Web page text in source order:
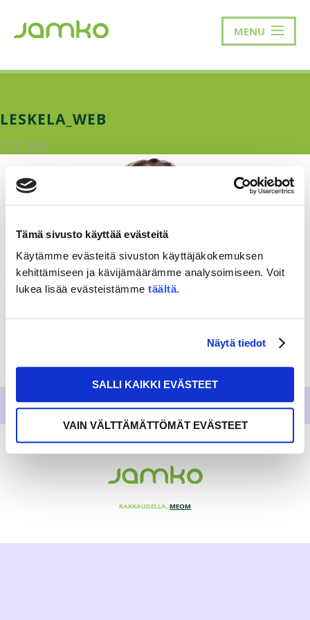
Tämä sivusto käyttää evästeitä
Käytämme evästeitä sivuston käyttäjäkokemuksen
kehittämiseen ja kävijämäärämme analysoimiseen. Voit
lukea lisää evästeistämme täältä.
Näytä tiedot
SALLI KAIKKI EVÄSTEET
VAIN VÄLTTÄMÄTTÖMÄT EVÄSTEET
MENU
LESKELA_WEB
17.2.2022
RAKKAUDELLA, MEOM